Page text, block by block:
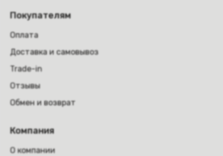
Покупателям
Оплата
Доставка и самовывоз
Trade-in
Отзывы
Обмен и возврат
Компания
О компании